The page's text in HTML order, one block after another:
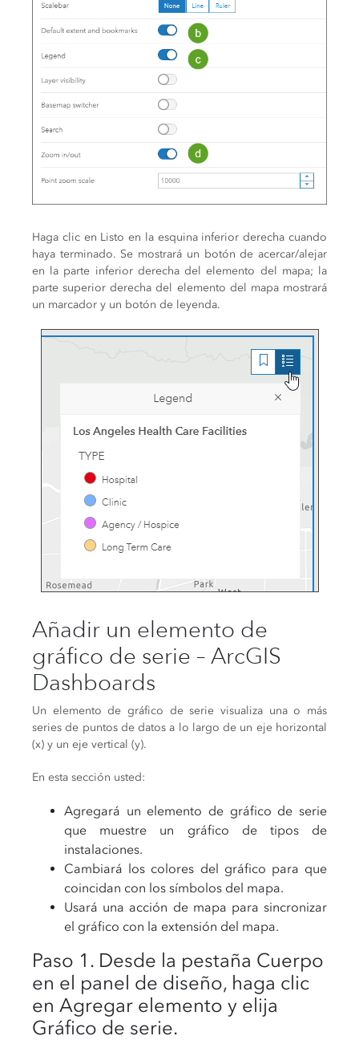
Haga clic en Listo en la esquina inferior derecha cuando
haya terminado. Se mostrará un botón de acercar/alejar
en la parte inferior derecha del elemento del mapa; la
parte superior derecha del elemento del mapa mostrará
un marcador y un botón de leyenda.
Añadir un elemento de
gráfico de serie – ArcGIS
Dashboards
Un elemento de gráfico de serie visualiza una o más
series de puntos de datos a lo largo de un eje horizontal
(x) y un eje vertical (y).
En esta sección usted:
Agregará un elemento de gráfico de serie
que muestre un gráfico de tipos de
instalaciones.
Cambiará los colores del gráfico para que
coincidan con los símbolos del mapa.
Usará una acción de mapa para sincronizar
el gráfico con la extensión del mapa.
Paso 1. Desde la pestaña Cuerpo
en el panel de diseño, haga clic
en Agregar elemento y elija
Gráfico de serie.